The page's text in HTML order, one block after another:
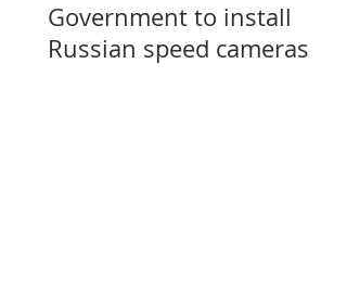
Government to install
Russian speed cameras